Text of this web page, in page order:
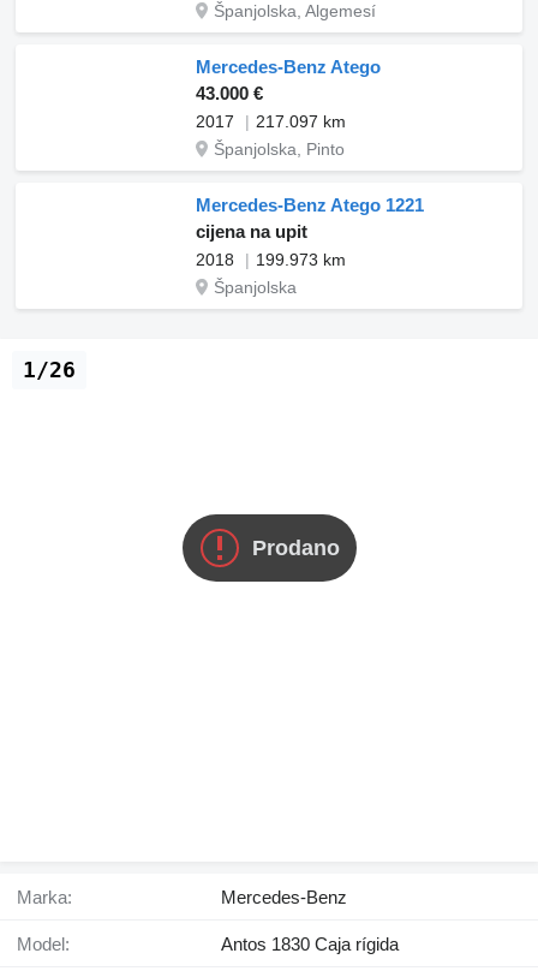
Španjolska, Algemesí
Mercedes-Benz Atego
43.000 €
2017
217.097 km
Španjolska, Pinto
Mercedes-Benz Atego 1221
cijena na upit
2018
199.973 km
Španjolska
Prodano
1/26
Marka: Mercedes-Benz
Model: Antos 1830 Caja rígida